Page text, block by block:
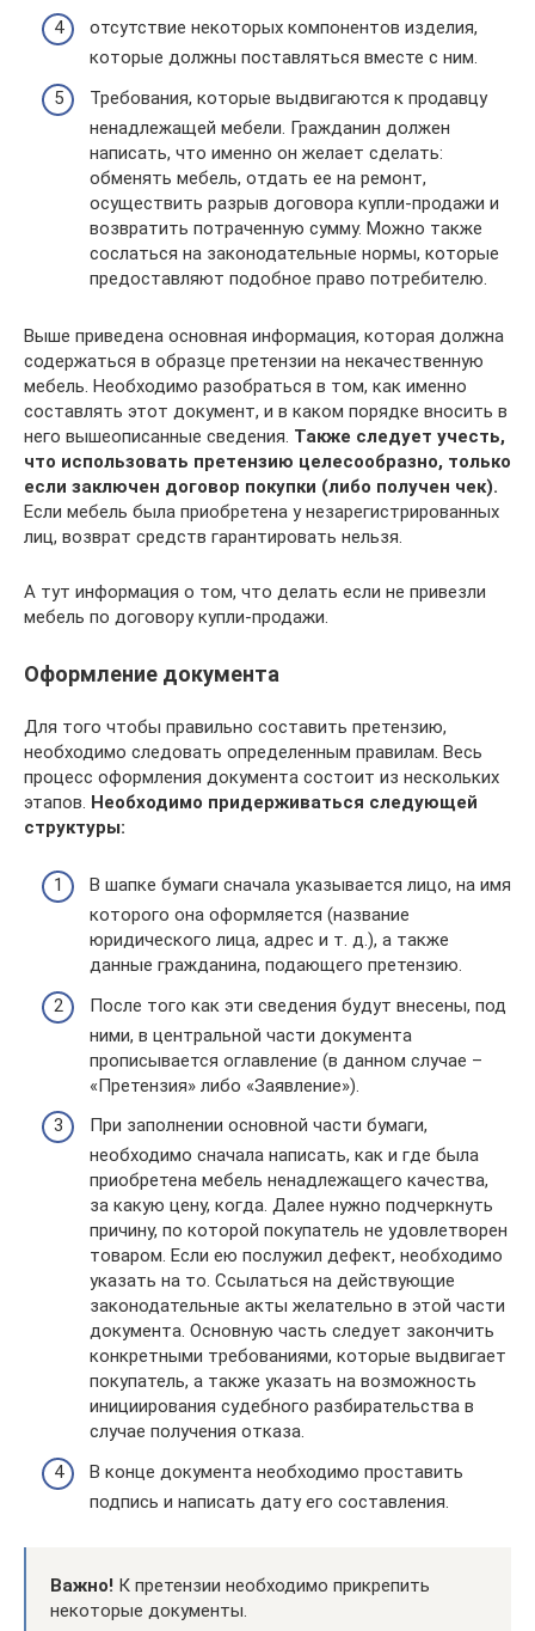
отсутствие некоторых компонентов изделия,
которые должны поставляться вместе с ним.
Требования, которые выдвигаются к продавцу
ненадлежащей мебели. Гражданин должен
написать, что именно он желает сделать:
обменять мебель, отдать ее на ремонт,
осуществить разрыв договора купли-продажи и
возвратить потраченную сумму. Можно также
сослаться на законодательные нормы, которые
предоставляют подобное право потребителю.
Выше приведена основная информация, которая должна
содержаться в образце претензии на некачественную
мебель. Необходимо разобраться в том, как именно
составлять этот документ, и в каком порядке вносить в
него вышеописанные сведения. Также следует учесть,
что использовать претензию целесообразно, только
если заключен договор покупки (либо получен чек).
Если мебель была приобретена у незарегистрированных
лиц, возврат средств гарантировать нельзя.
А тут информация о том, что делать если не привезли
мебель по договору купли-продажи.
Оформление документа
Для того чтобы правильно составить претензию,
необходимо следовать определенным правилам. Весь
процесс оформления документа состоит из нескольких
этапов. Необходимо придерживаться следующей
структуры:
В шапке бумаги сначала указывается лицо, на имя
которого она оформляется (название
юридического лица, адрес и т. д.), а также
данные гражданина, подающего претензию.
После того как эти сведения будут внесены, под
ними, в центральной части документа
прописывается оглавление (в данном случае –
«Претензия» либо «Заявление»).
При заполнении основной части бумаги,
необходимо сначала написать, как и где была
приобретена мебель ненадлежащего качества,
за какую цену, когда. Далее нужно подчеркнуть
причину, по которой покупатель не удовлетворен
товаром. Если ею послужил дефект, необходимо
указать на то. Ссылаться на действующие
законодательные акты желательно в этой части
документа. Основную часть следует закончить
конкретными требованиями, которые выдвигает
покупатель, а также указать на возможность
инициирования судебного разбирательства в
случае получения отказа.
В конце документа необходимо проставить
подпись и написать дату его составления.
Важно! К претензии необходимо прикрепить
некоторые документы.